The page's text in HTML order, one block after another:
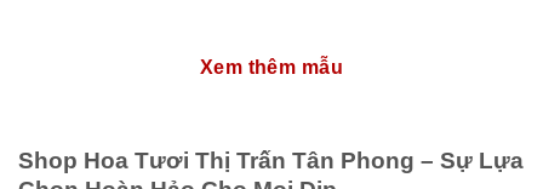
Xem thêm mẫu
Shop Hoa Tươi Thị Trấn Tân Phong – Sự Lựa